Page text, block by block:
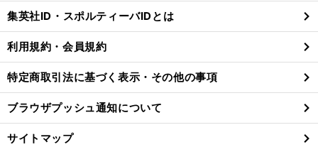
る
集英社ID・スポルティーバIDとは
利用規約・会員規約
特定商取引法に基づく表示・その他の事項
ブラウザプッシュ通知について
サイトマップ